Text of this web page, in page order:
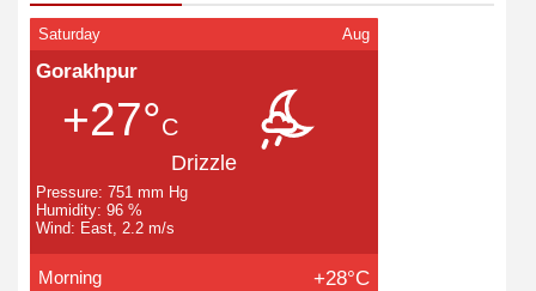
Saturday Aug
Gorakhpur
+27°C
Drizzle
Pressure: 751 mm Hg
Humidity: 96 %
Wind: East, 2.2 m/s
Morning +28°C